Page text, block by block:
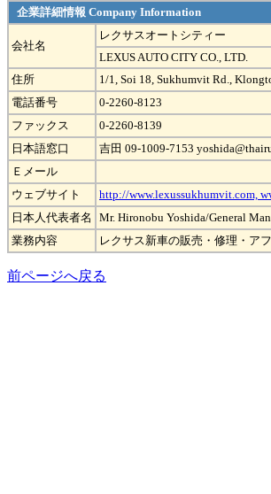
企業詳細情報 Company Information
会社名
レクサスオートシティー
LEXUS AUTO CITY CO., LTD.
住所
1/1, Soi 18, Sukhumvit Rd.,
電話番号
0-2260-8123
ファックス
0-2260-8139
日本語窓口
吉田 09-1009-7153
Ｅメール
ウェブサイト
http://www.lexussukhumvit.com,
日本人代表者名
Mr. Hironobu Yoshida/General
業務内容
レクサス新車の販売・修理・ア
前ページへ戻る